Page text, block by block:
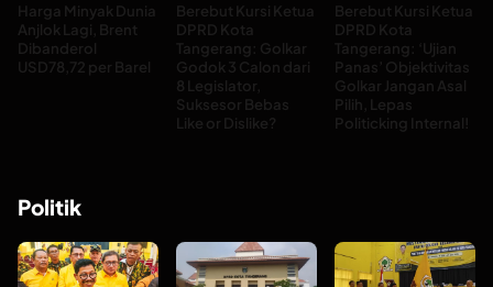
Harga Minyak Dunia
Anjlok Lagi, Brent
Dibanderol
USD78,72 per Barel
Berebut Kursi Ketua
DPRD Kota
Tangerang: Golkar
Godok 3 Calon dari
8 Legislator,
Suksesor Bebas
Like or Dislike?
Berebut Kursi Ketua
DPRD Kota
Tangerang: ‘Ujian
Panas’ Objektivitas
Golkar Jangan Asal
Pilih, Lepas
Politicking Internal!
Politik